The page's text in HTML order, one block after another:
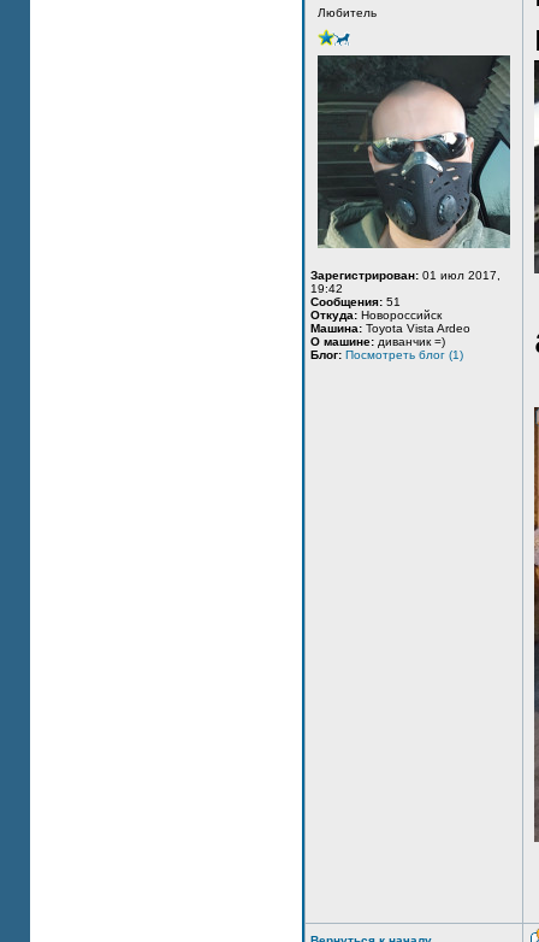
Любитель
Зарегистрирован: 01 июл 2017,
19:42
Сообщения: 51
Откуда: Новороссийск
Машина: Toyota Vista Ardeo
О машине: диванчик =)
Блог: Посмотреть блог (1)